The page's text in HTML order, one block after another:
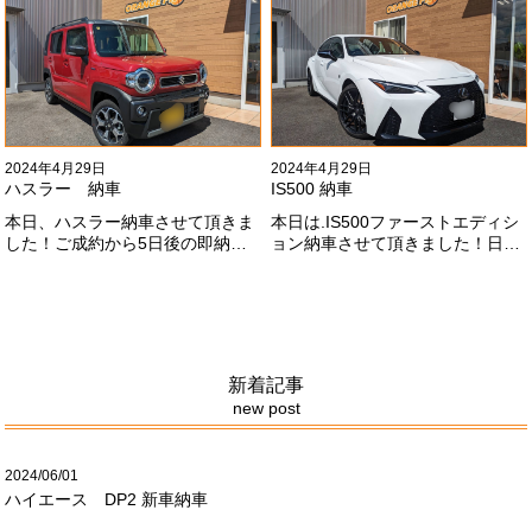
期間に何台もご注文ありがどうご
ざいます！！これからもよろしく
お願いします
#x1f647;#x200d;#x2640;#xfe0f;
#x1f647;#x200d;#x2640;#xfe0f;
2024年4月29日
ハスラー 納車
本日、ハスラー納車させて頂きま
した！ご成約から5日後の即納車
2024年4月29日
IS500 納車
本日は.IS500ファーストエディシ
ョン納車させて頂きました！日本
絡ください！
新着記事
new post
2024/06/01
ハイエース DP2 新車納車